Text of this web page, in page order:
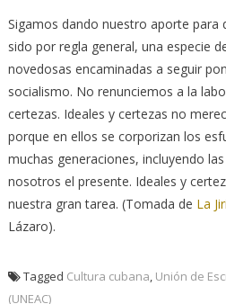
Sigamos dando nuestro aporte para
sido por regla general, una especie
novedosas encaminadas a seguir
socialismo. No renunciemos a la
certezas. Ideales y certezas no
porque en ellos se corporizan los
muchas generaciones, incluyendo
nosotros el presente. Ideales y
nuestra gran tarea. (Tomada de La
Lázaro).
Tagged Cultura cubana Unión de
(UNEAC)